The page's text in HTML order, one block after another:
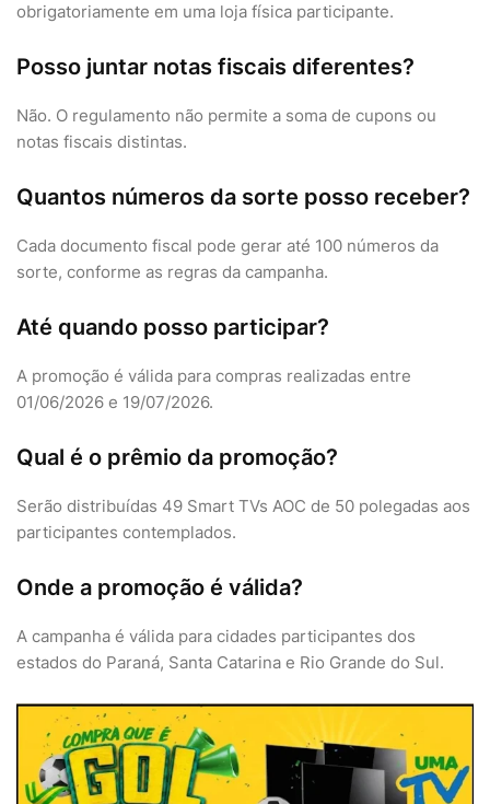
obrigatoriamente em uma loja física participante.
Posso juntar notas fiscais diferentes?
Não. O regulamento não permite a soma de cupons ou
notas fiscais distintas.
Quantos números da sorte posso receber?
Cada documento fiscal pode gerar até 100 números da
sorte, conforme as regras da campanha.
Até quando posso participar?
A promoção é válida para compras realizadas entre
01/06/2026 e 19/07/2026.
Qual é o prêmio da promoção?
Serão distribuídas 49 Smart TVs AOC de 50 polegadas aos
participantes contemplados.
Onde a promoção é válida?
A campanha é válida para cidades participantes dos
estados do Paraná, Santa Catarina e Rio Grande do Sul.